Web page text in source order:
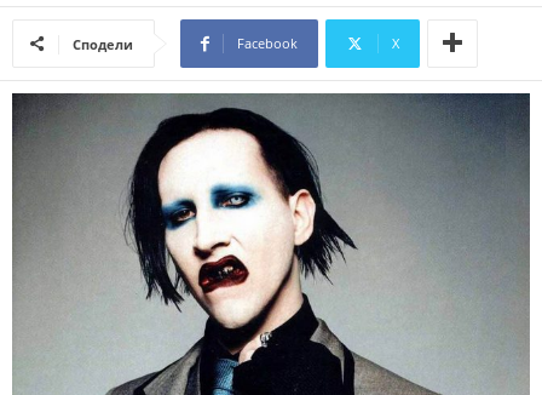
Сподели Facebook X